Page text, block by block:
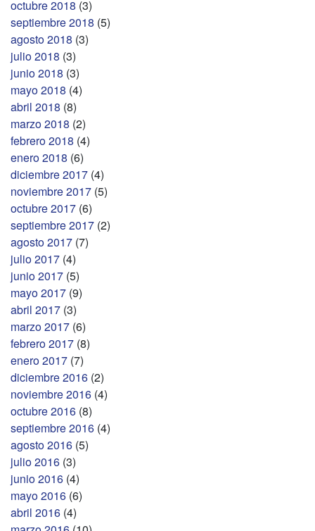
octubre 2018 (3)
septiembre 2018 (5)
agosto 2018 (3)
julio 2018 (3)
junio 2018 (3)
mayo 2018 (4)
abril 2018 (8)
marzo 2018 (2)
febrero 2018 (4)
enero 2018 (6)
diciembre 2017 (4)
noviembre 2017 (5)
octubre 2017 (6)
septiembre 2017 (2)
agosto 2017 (7)
julio 2017 (4)
junio 2017 (5)
mayo 2017 (9)
abril 2017 (3)
marzo 2017 (6)
febrero 2017 (8)
enero 2017 (7)
diciembre 2016 (2)
noviembre 2016 (4)
octubre 2016 (8)
septiembre 2016 (4)
agosto 2016 (5)
julio 2016 (3)
junio 2016 (4)
mayo 2016 (6)
abril 2016 (4)